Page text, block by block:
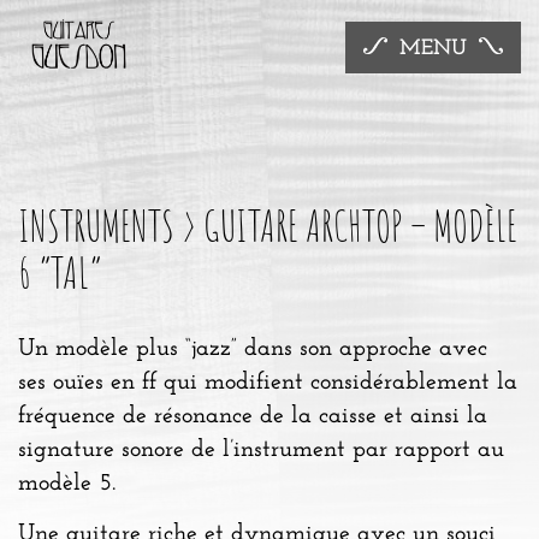
MENU
INSTRUMENTS > GUITARE ARCHTOP – MODÈLE
6 “TAL”
Un modèle plus “jazz” dans son approche avec
ses ouïes en ff qui modifient considérablement la
fréquence de résonance de la caisse et ainsi la
signature sonore de l’instrument par rapport au
modèle 5.
Une guitare riche et dynamique avec un souci